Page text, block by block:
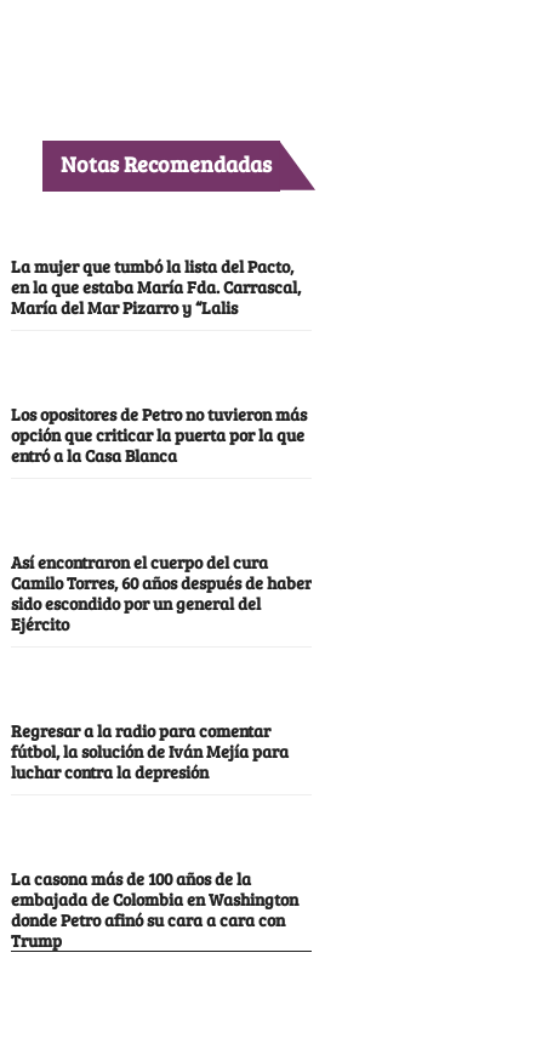
Notas Recomendadas
La mujer que tumbó la lista del Pacto,
en la que estaba María Fda. Carrascal,
María del Mar Pizarro y “Lalis
Los opositores de Petro no tuvieron más
opción que criticar la puerta por la que
entró a la Casa Blanca
Así encontraron el cuerpo del cura
Camilo Torres, 60 años después de haber
sido escondido por un general del
Ejército
Regresar a la radio para comentar
fútbol, la solución de Iván Mejía para
luchar contra la depresión
La casona más de 100 años de la
embajada de Colombia en Washington
donde Petro afinó su cara a cara con
Trump